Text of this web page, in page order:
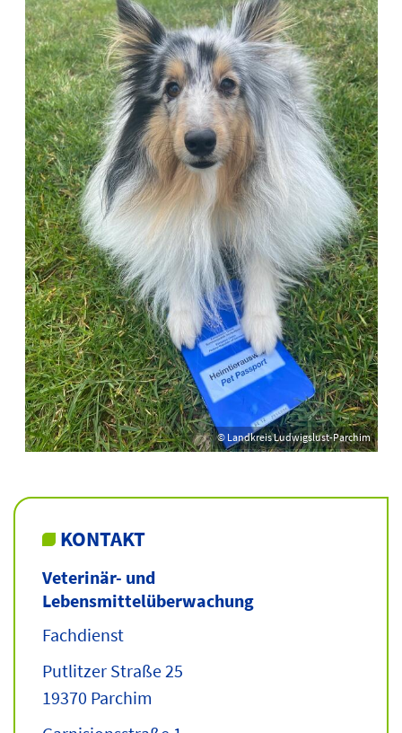
© Landkreis Ludwigslust-Parchim
KONTAKT
Veterinär- und
Lebensmittelüberwachung
Fachdienst
Putlitzer Straße 25
19370 Parchim